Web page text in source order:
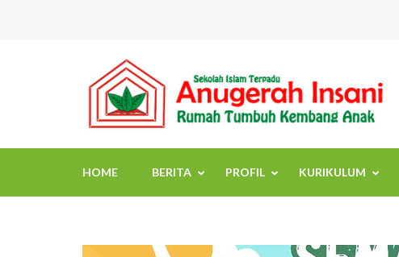
HOME BERITA PROFIL KURIKULUM